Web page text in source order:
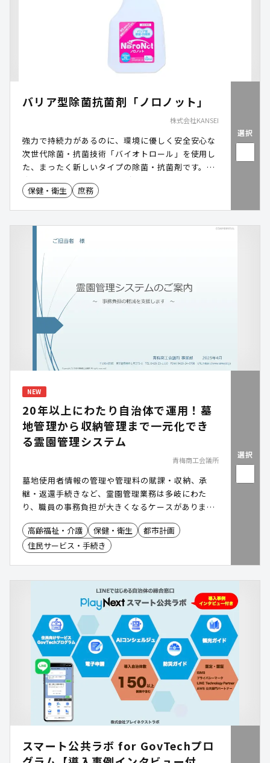
バリア型除菌抗菌剤「ノロノット」
株式会社KANSEI
強力で持続力があるのに、環境に優しく安全安心な
次世代除菌・抗菌技術「バイオトロール」を使用し
た、まったく新しいタイプの除菌・抗菌剤です。免
疫力の弱い高齢者や乳幼児が集まる現場で働く方々
にとって、安心かつ簡単に使える除菌剤を目指して
保健・衛生 庶務
選択
NEW
20年以上にわたり自治体で運用！墓
地管理から収納管理まで一元化でき
る霊園管理システム
青梅商工会議所
墓地使用者情報の管理や管理料の賦課・収納、承
継・返還手続きなど、霊園管理業務は多岐にわた
り、職員の事務負担が大きくなるケースがありま
す。「霊園管理システム」は、20年以上にわたる自
治体運用実績をもとに、墓地管理から収納管理まで
を一元化し、霊園管理業務の効率化を支援します。
高齢福祉・介護 保健・衛生
都市計画
住民サービス・手続き
選択
スマート公共ラボ for GovTechプロ